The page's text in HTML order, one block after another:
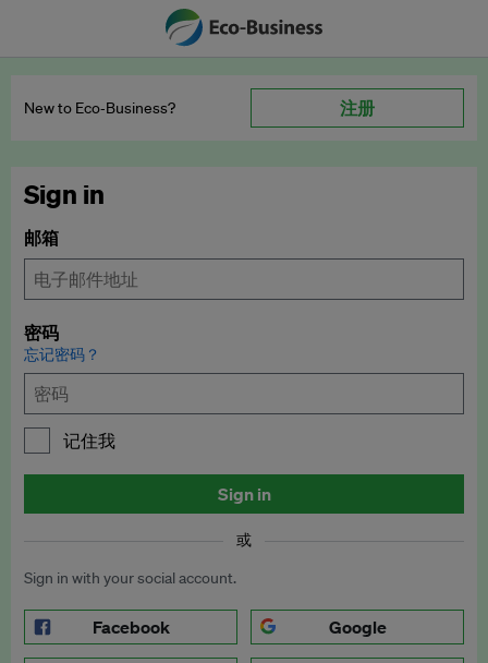
New to Eco‑Business? 注册
Sign in
邮箱
密码
忘记密码？
记住我
Sign in
或
Sign in with your social account.
Facebook Google